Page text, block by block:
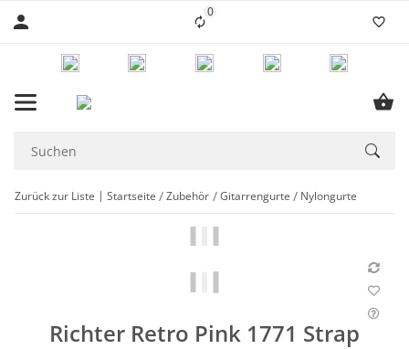
0Liste ist leer
Zurück zur Liste Startseite Zubehör Gitarrengurte Nylongurte
Richter Retro Pink 1771 Strap